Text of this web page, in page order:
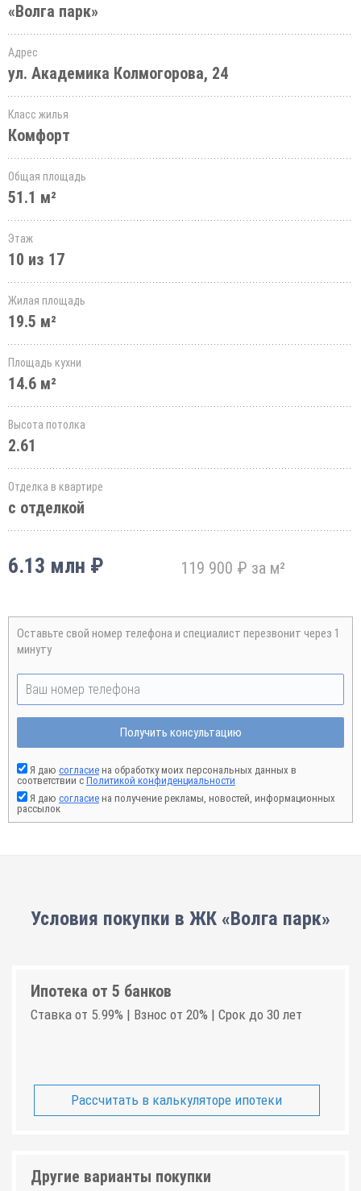
«Волга парк»
Адрес
ул. Академика Колмогорова, 24
Класс жилья
Комфорт
Общая площадь
51.1 м²
Этаж
10 из 17
Жилая площадь
19.5 м²
Площадь кухни
14.6 м²
Высота потолка
2.61
Отделка в квартире
с отделкой
6.13 млн ₽ 119 900 ₽ за м²
Оставьте свой номер телефона и специалист перезвонит через 1
минуту
Получить консультацию
Я даю согласие на обработку моих персональных данных в
соответствии с Политикой конфиденциальности
Я даю согласие на получение рекламы, новостей, информационных
рассылок
Условия покупки в ЖК «Волга парк»
Ипотека от 5 банков
Ставка от 5.99% | Взнос от 20% | Срок до 30 лет
Рассчитать в калькуляторе ипотеки
Другие варианты покупки